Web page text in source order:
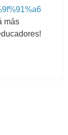
más